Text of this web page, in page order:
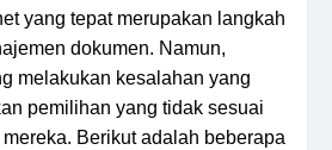
yang tepat merupakan langkah
dokumen. Namun,
melakukan kesalahan yang
pemilihan yang tidak sesuai
Berikut adalah beberapa